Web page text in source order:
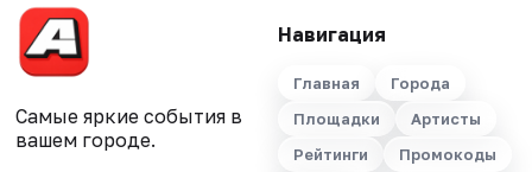
Самые яркие события в
вашем городе.
Навигация
Главная
Города
Площадки
Артисты
Рейтинги
Промокоды